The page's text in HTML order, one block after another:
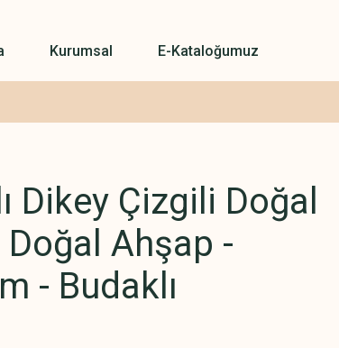
Kurumsal E-Kataloğumuz
Dikey Çizgili Doğal
Ahşap -
- Budaklı